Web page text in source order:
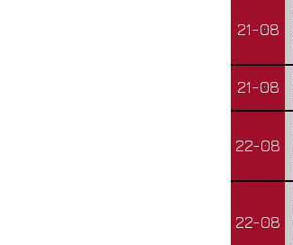
21-08
21-08
22-08
22-08